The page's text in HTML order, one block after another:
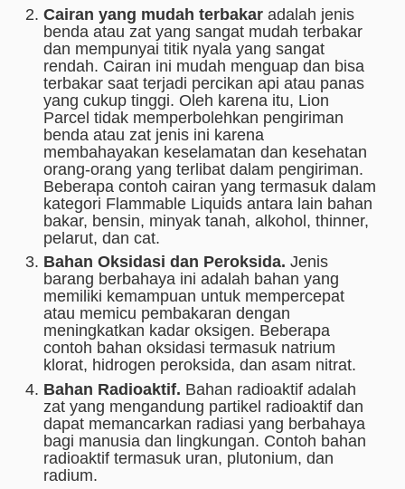
Cairan yang mudah terbakar adalah jenis
benda atau zat yang sangat mudah terbakar
dan mempunyai titik nyala yang sangat
rendah. Cairan ini mudah menguap dan bisa
terbakar saat terjadi percikan api atau panas
yang cukup tinggi. Oleh karena itu, Lion
Parcel tidak memperbolehkan pengiriman
benda atau zat jenis ini karena
membahayakan keselamatan dan kesehatan
orang-orang yang terlibat dalam pengiriman.
Beberapa contoh cairan yang termasuk dalam
kategori Flammable Liquids antara lain bahan
bakar, bensin, minyak tanah, alkohol, thinner,
pelarut, dan cat.
Bahan Oksidasi dan Peroksida. Jenis
barang berbahaya ini adalah bahan yang
memiliki kemampuan untuk mempercepat
atau memicu pembakaran dengan
meningkatkan kadar oksigen. Beberapa
contoh bahan oksidasi termasuk natrium
klorat, hidrogen peroksida, dan asam nitrat.
Bahan Radioaktif. Bahan radioaktif adalah
zat yang mengandung partikel radioaktif dan
dapat memancarkan radiasi yang berbahaya
bagi manusia dan lingkungan. Contoh bahan
radioaktif termasuk uran, plutonium, dan
radium.